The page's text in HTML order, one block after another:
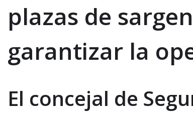
plazas de
garantizar la
El concejal de